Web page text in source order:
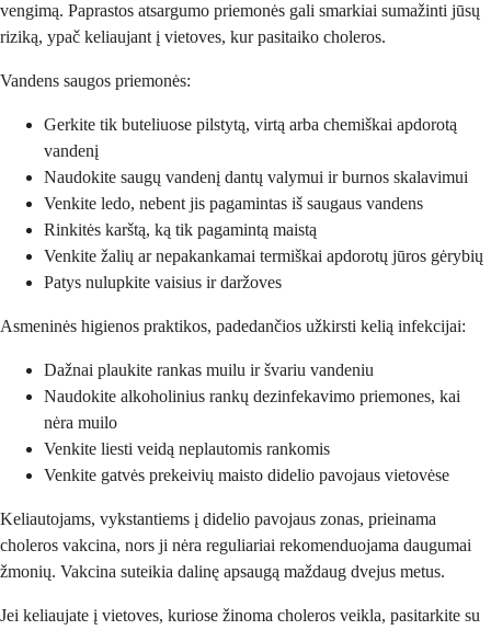
vengimą. Paprastos atsargumo priemonės gali smarkiai sumažinti jūsų
riziką, ypač keliaujant į vietoves, kur pasitaiko choleros.
Vandens saugos priemonės:
Gerkite tik buteliuose pilstytą, virtą arba chemiškai apdorotą
vandenį
Naudokite saugų vandenį dantų valymui ir burnos skalavimui
Venkite ledo, nebent jis pagamintas iš saugaus vandens
Rinkitės karštą, ką tik pagamintą maistą
Venkite žalių ar nepakankamai termiškai apdorotų jūros gėrybių
Patys nulupkite vaisius ir daržoves
Asmeninės higienos praktikos, padedančios užkirsti kelią infekcijai:
Dažnai plaukite rankas muilu ir švariu vandeniu
Naudokite alkoholinius rankų dezinfekavimo priemones, kai
nėra muilo
Venkite liesti veidą neplautomis rankomis
Venkite gatvės prekeivių maisto didelio pavojaus vietovėse
Keliautojams, vykstantiems į didelio pavojaus zonas, prieinama
choleros vakcina, nors ji nėra reguliariai rekomenduojama daugumai
žmonių. Vakcina suteikia dalinę apsaugą maždaug dvejus metus.
Jei keliaujate į vietoves, kuriose žinoma choleros veikla, pasitarkite su